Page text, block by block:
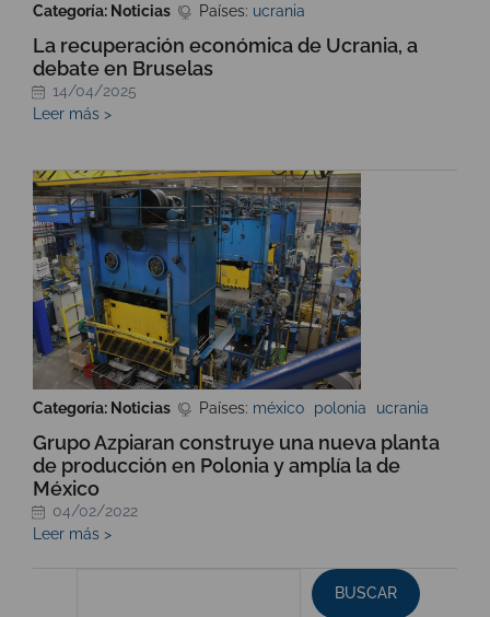
Categoría: Noticias Países: ucrania
La recuperación económica de Ucrania, a
debate en Bruselas
14/04/2025
Leer más >
Categoría: Noticias Países: méxico polonia ucrania
Grupo Azpiaran construye una nueva planta
de producción en Polonia y amplía la de
México
04/02/2022
Leer más >
BUSCAR